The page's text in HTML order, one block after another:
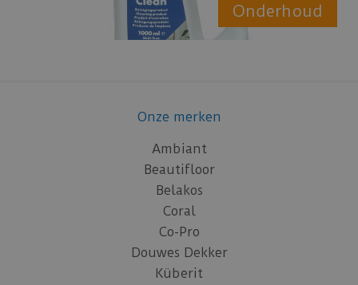
Onderhoud
Onze merken
Ambiant
Beautifloor
Belakos
Coral
Co-Pro
Douwes Dekker
Küberit